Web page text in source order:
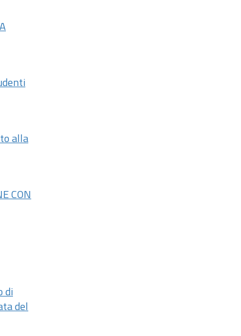
alla
CON
di
del